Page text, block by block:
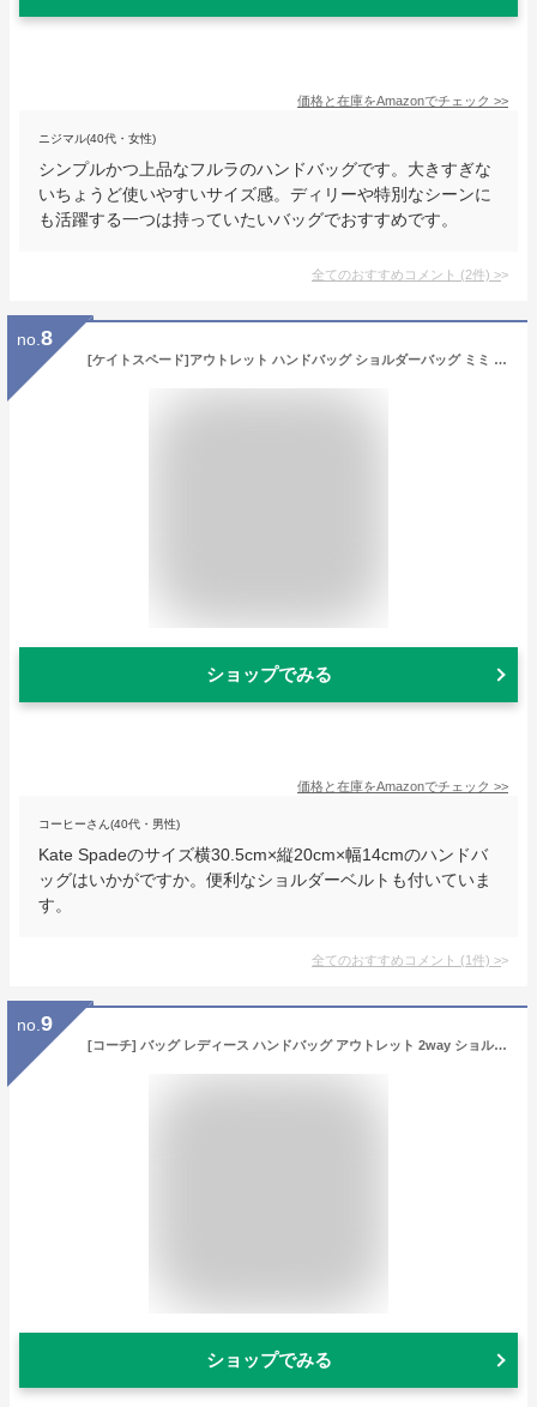
価格と在庫をAmazonでチェック >>
ニジマル(40代・女性)
シンプルかつ上品なフルラのハンドバッグです。大きすぎな
いちょうど使いやすいサイズ感。ディリーや特別なシーンに
も活躍する一つは持っていたいバッグでおすすめです。
全てのおすすめコメント (2件) >
no. 8
[ケイトスペード]アウトレット ハンドバッグ ショルダーバッグ ミミ ライトピンク レディース KATE SPADE K4673 650 [並行輸入品]
ショップでみる
価格と在庫をAmazonでチェック >>
コーヒーさん(40代・男性)
Kate Spadeのサイズ横30.5cm×縦20cm×幅14cmのハンドバ
ッグはいかがですか。便利なショルダーベルトも付いていま
す。
全てのおすすめコメント (1件) >
no. 9
[コーチ] バッグ レディース ハンドバッグ アウトレット 2way ショルダーバッグ 斜めがけ レザー 革 CA104 CA213 アンディ ANDY CROSSBODY (ブラック) [並行輸入品]
ショップでみる